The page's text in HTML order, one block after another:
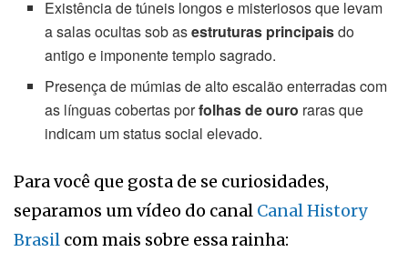
Existência de túneis longos e misteriosos que levam
a salas ocultas sob asestruturas principaisdo
antigo e imponente templo sagrado.
Presença de múmias de alto escalão enterradas com
as línguas cobertas porfolhas de ouro raras que
indicam um status social elevado.
Para você que gosta de se curiosidades,
separamos um vídeo do canal Canal History
Brasil com mais sobre essa rainha: